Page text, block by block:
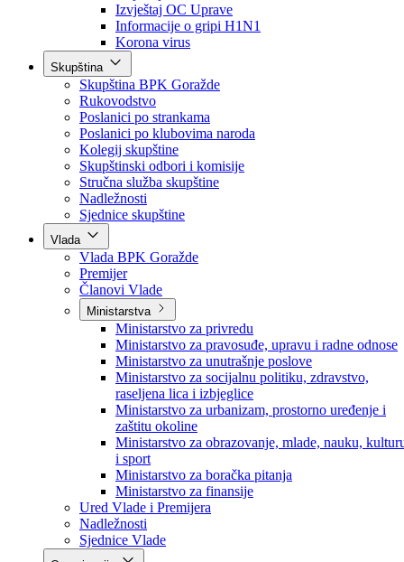
Obavještenja Vlade
Izvještajno prognozna služba Ministarstva privrede
Izvještaj o radu
Izvještaj OC Uprave
Informacije o gripi H1N1
Korona virus
Skupština
Skupština BPK Goražde
Rukovodstvo
Poslanici po strankama
Poslanici po klubovima naroda
Kolegij skupštine
Skupštinski odbori i komisije
Stručna služba skupštine
Nadležnosti
Sjednice skupštine
Vlada
Vlada BPK Goražde
Premijer
Članovi Vlade
Ministarstva
Ministarstvo za privredu
Ministarstvo za pravosuđe, upravu i radne odnose
Ministarstvo za unutrašnje poslove
Ministarstvo za socijalnu politiku, zdravstvo,
raseljena lica i izbjeglice
Ministarstvo za urbanizam, prostorno uređenje i
zaštitu okoline
Ministarstvo za obrazovanje, mlade, nauku,
i sport
Ministarstvo za boračka pitanja
Ministarstvo za finansije
Ured Vlade i Premijera